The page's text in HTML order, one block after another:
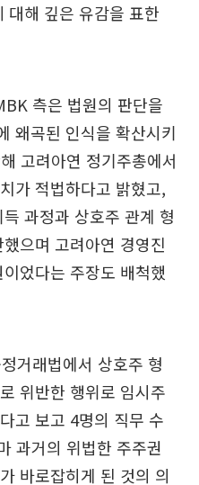
대해 깊은 유감을 표한
측은 법원의 판단을
왜곡된 인식을 확산시키
고려아연 정기주총에서
가 적법하다고 밝혔고,
과정과 상호주 관계 형
으며 고려아연 경영진
었다는 주장도 배척했
거래법에서 상호주 형
위반한 행위로 임시주
고 보고 4명의 직무 수
과거의 위법한 주주권
바로잡히게 된 것의 의